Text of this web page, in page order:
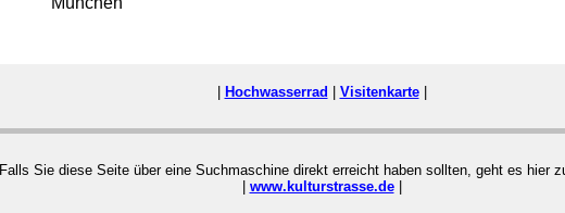
Hochwasserrad Visitenkarte|
Falls Sie diese Seite über eine Suchmaschine direkt erreicht haben sollten, geht es hier
www.kulturstrasse.de|